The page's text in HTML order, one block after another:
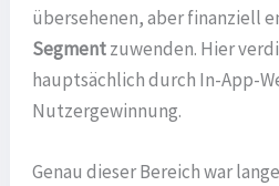
übersehenen, aber finanziell
Segmentzuwenden. Hier
hauptsächlich durch In-App-
Nutzergewinnung.
Genau dieser Bereich war